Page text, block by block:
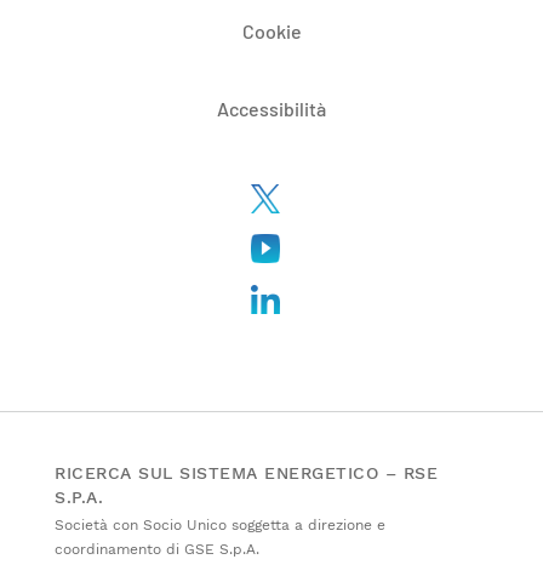
Cookie
Accessibilità
RICERCA SUL SISTEMA ENERGETICO – RSE
S.P.A.
Società con Socio Unico soggetta a direzione e
coordinamento di GSE S.p.A.